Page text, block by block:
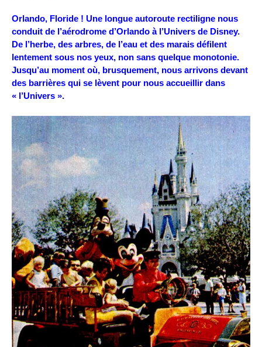
Orlando, Floride ! Une longue autoroute rectiligne nous
conduit de l’aérodrome d’Orlando à l’Univers de Disney.
De l’herbe, des arbres, de l’eau et des marais défilent
lentement sous nos yeux, non sans quelque monotonie.
Jusqu’au moment où, brusquement, nous arrivons devant
des barrières qui se lèvent pour nous accueillir dans
« l’Univers ».